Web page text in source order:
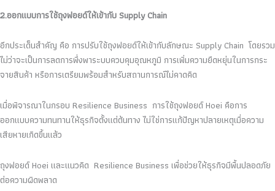
2.ออกแบบการใช้ถุงฟอยด์ให้เข้ากับ Supply Chain
อีกประเด็นสำคัญ คือ การปรับใช้ถุงฟอยด์ให้เข้ากับลักษณะ Supply Chain โดยรวม
ไม่ว่าจะเป็นการลดการพึ่งพาระบบควบคุมอุณหภูมิ การเพิ่มความยืดหยุ่นในการกระ
จายสินค้า หรือการเตรียมพร้อมสำหรับสถานการณ์ไม่คาดคิด
เมื่อพิจารณาในกรอบ Resilience Business การใช้ถุงฟอยด์ Hoei คือการ
ออกแบบความทนทานให้ธุรกิจตั้งแต่ต้นทาง ไม่ใช่การแก้ปัญหาปลายเหตุเมื่อความ
เสียหายเกิดขึ้นแล้ว
ถุงฟอยด์ Hoei และแนวคิด Resilience Business เพื่อช่วยให้ธุรกิจมีพื้นปลอดภัย
ต่อความผิดพลาด